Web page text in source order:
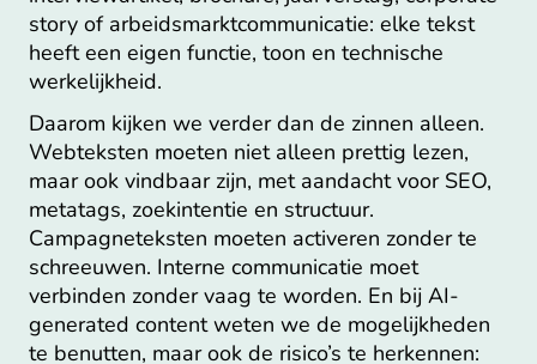
story of arbeidsmarktcommunicatie: elke tekst
heeft een eigen functie, toon en technische
werkelijkheid.
Daarom kijken we verder dan de zinnen alleen.
Webteksten moeten niet alleen prettig lezen,
maar ook vindbaar zijn, met aandacht voor SEO,
metatags, zoekintentie en structuur.
Campagneteksten moeten activeren zonder te
schreeuwen. Interne communicatie moet
verbinden zonder vaag te worden. En bij AI-
generated content weten we de mogelijkheden
te benutten, maar ook de risico’s te herkennen: